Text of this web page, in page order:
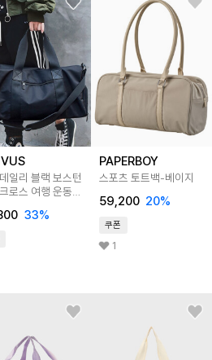
일리 블랙 보스턴
로스 여행 운동
33%
PAPERBOY
스포츠 토트백-베이지
59,200 20%
쿠폰
1